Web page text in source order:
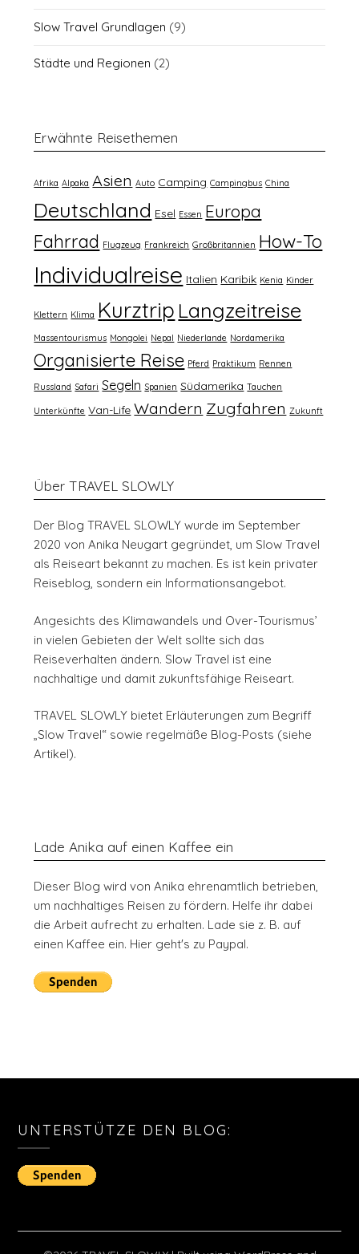
Slow Travel Grundlagen (9)
Städte und Regionen (2)
Erwähnte Reisethemen
Afrika Alpaka Asien Auto Camping Campingbus China
Deutschland Esel Essen Europa
Fahrrad Flugzeug Frankreich Großbritannien How-To
Individualreise Italien Karibik Kenia Kinder
Klettern Klima Kurztrip Langzeitreise
Massentourismus Mongolei Nepal Niederlande Nordamerika
Organisierte Reise Pferd Praktikum Rennen
Russland Safari Segeln Spanien Südamerika Tauchen
Unterkünfte Van-Life Wandern Zugfahren Zukunft
Über TRAVEL SLOWLY
Der Blog TRAVEL SLOWLY wurde im September
2020 von Anika Neugart gegründet, um Slow Travel
als Reiseart bekannt zu machen. Es ist kein privater
Reiseblog, sondern ein Informationsangebot.
Angesichts des Klimawandels und Over-Tourismus’
in vielen Gebieten der Welt sollte sich das
Reiseverhalten ändern. Slow Travel ist eine
nachhaltige und damit zukunftsfähige Reiseart.
TRAVEL SLOWLY bietet Erläuterungen zum Begriff
„Slow Travel“ sowie regelmäße Blog-Posts (siehe
Artikel).
Lade Anika auf einen Kaffee ein
Dieser Blog wird von Anika ehrenamtlich betrieben,
um nachhaltiges Reisen zu fördern. Helfe ihr dabei
die Arbeit aufrecht zu erhalten. Lade sie z. B. auf
einen Kaffee ein. Hier geht's zu Paypal.
UNTERSTÜTZE DEN BLOG: